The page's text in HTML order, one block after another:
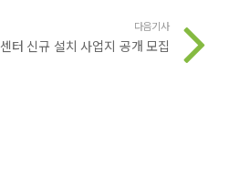
다음기사
터 신규 설치 사업지 공개 모집